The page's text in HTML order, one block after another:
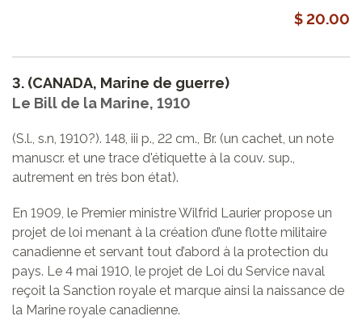
$ 20.00
3. (CANADA, Marine de guerre)
Le Bill de la Marine, 1910
(S.l., s.n, 1910?). 148, iii p., 22 cm., Br. (un cachet, un note
manuscr. et une trace d'étiquette à la couv. sup.,
autrement en très bon état).
En 1909, le Premier ministre Wilfrid Laurier propose un
projet de loi menant à la création d’une flotte militaire
canadienne et servant tout d’abord à la protection du
pays. Le 4 mai 1910, le projet de Loi du Service naval
reçoit la Sanction royale et marque ainsi la naissance de
la Marine royale canadienne.